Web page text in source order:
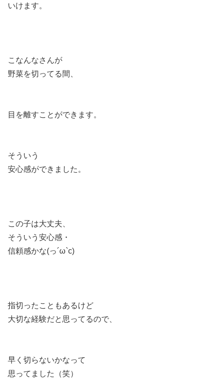
いけます。
こなんなさんが
野菜を切ってる間、
目を離すことができます。
そういう
安心感ができました。
この子は大丈夫、
そういう安心感・
信頼感かな(っ´ω`c)
指切ったこともあるけど
大切な経験だと思ってるので、
早く切らないかなって
思ってました（笑）